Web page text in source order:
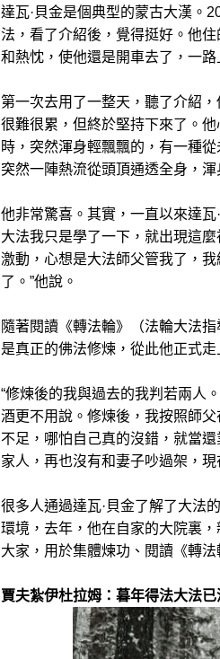
達瓦·貝金是個典型的蒙古大漢。
法，看了介紹後，覺得挺好。他
和熱忱，使他還是開車去了，一
第一次去用了一整天，聽了介紹
很難很累，但終於堅持下來了。
時，突然渾身輕飄飄的，有一種
突然一陣熱流從頭頂通透全身，渾
他非常驚喜。其實，一直以來達
大法我只是學了一下，就出現這
激動，心想是大法師父管我了，
了。”他說。
隨著閱讀《轉法輪》（法輪大法
是真正的佛法修煉，從此他正式走
“修煉後的我與過去的我判若兩人
酒更不用說。修煉後，我按照師
不足，哪怕自己真的沒錯，就當
家人，再也沒有和妻子吵過架，
很多人通過達瓦·貝金了解了大法
環境，去年，他在自家的大院裏
大家，用於集體煉功、閱讀《轉法
賈夫紮伊杜拉姆：暮年得法大法